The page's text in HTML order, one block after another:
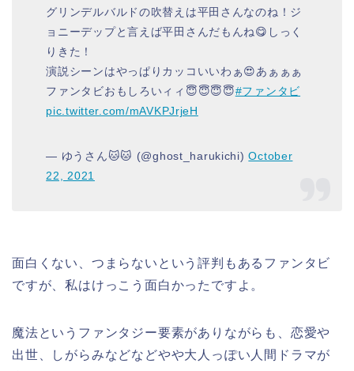
グリンデルバルドの吹替えは平田さんなのね！ジ
ョニーデップと言えば平田さんだもんね😋しっく
りきた！
演説シーンはやっぱりカッコいいわぁ😍あぁぁぁ
ファンタビおもしろいィィ😇😇😇😇#ファンタビ
pic.twitter.com/mAVKPJrjeH
— ゆうさん🐱🐱 (@ghost_harukichi)October
22, 2021
面白くない、つまらないという評判もあるファンタビ
ですが、私はけっこう面白かったですよ。
魔法というファンタジー要素がありながらも、恋愛や
出世、しがらみなどなどやや大人っぽい人間ドラマが